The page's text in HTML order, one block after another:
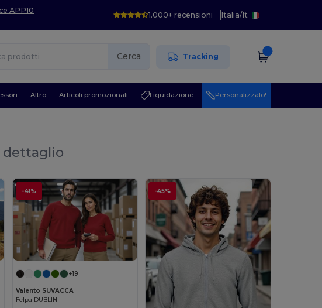
APP10
1.000+ recensioni Italia/It
Cerca Tracking
Altro Articoli promozionali Liquidazione Personalizzalo!
dettaglio
-41%
+19
Valento SUVACCA
Felpa DUBLIN
-45%